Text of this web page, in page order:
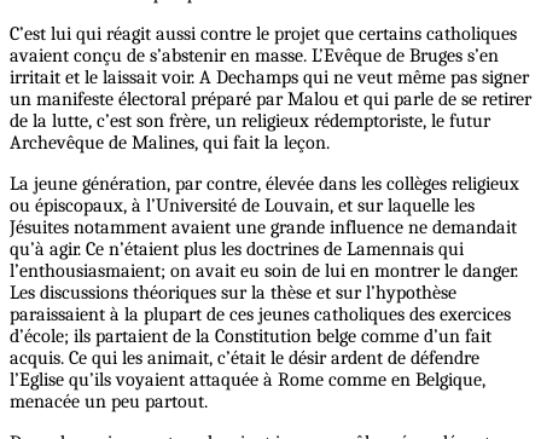
C’est lui qui réagit aussi contre le projet que certains catholiques
avaient conçu de s’abstenir en masse. L’Evêque de Bruges s’en
irritait et le laissait voir. A Dechamps qui ne veut même pas signer
un manifeste électoral préparé par Malou et qui parle de se retirer
de la lutte, c’est son frère, un religieux rédemptoriste, le futur
Archevêque de Malines, qui fait la leçon.
La jeune génération, par contre, élevée dans les collèges religieux
ou épiscopaux, à l’Université de Louvain, et sur laquelle les
Jésuites notamment avaient une grande influence ne demandait
qu’à agir. Ce n’étaient plus les doctrines de Lamennais qui
l’enthousiasmaient; on avait eu soin de lui en montrer le danger.
Les discussions théoriques sur la thèse et sur l’hypothèse
paraissaient à la plupart de ces jeunes catholiques des exercices
d’école; ils partaient de la Constitution belge comme d’un fait
acquis. Ce qui les animait, c’était le désir ardent de défendre
l’Eglise qu’ils voyaient attaquée à Rome comme en Belgique,
menacée un peu partout.